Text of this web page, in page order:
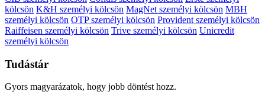
kölcsön K&H személyi kölcsön MagNet személyi kölcsön MBH
személyi kölcsön OTP személyi kölcsön Provident személyi kölcsön
Raiffeisen személyi kölcsön Trive személyi kölcsön Unicredit
személyi kölcsön
Tudástár
Gyors magyarázatok, hogy jobb döntést hozz.